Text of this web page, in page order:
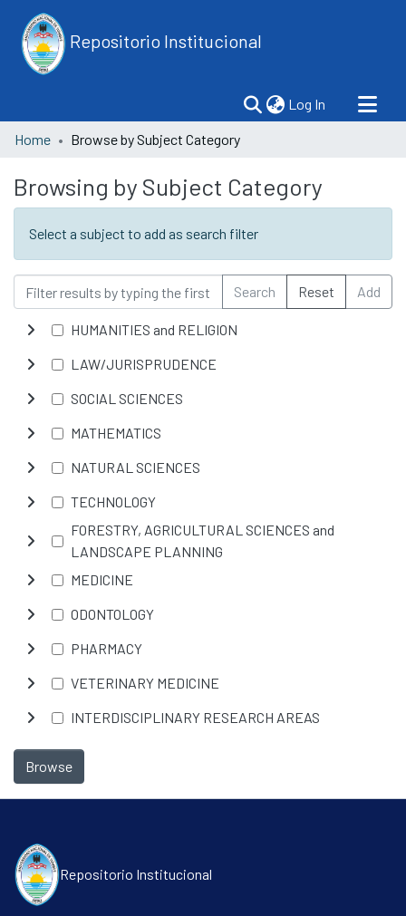
Repositorio Institucional
Log In (current)
Home Browse by Subject Category
Browsing by Subject Category
Select a subject to add as search filter
Search Reset Add
HUMANITIES and RELIGION
LAW/JURISPRUDENCE
SOCIAL SCIENCES
MATHEMATICS
NATURAL SCIENCES
TECHNOLOGY
FORESTRY, AGRICULTURAL SCIENCES and
LANDSCAPE PLANNING
MEDICINE
ODONTOLOGY
PHARMACY
VETERINARY MEDICINE
INTERDISCIPLINARY RESEARCH AREAS
Browse
Repositorio Institucional